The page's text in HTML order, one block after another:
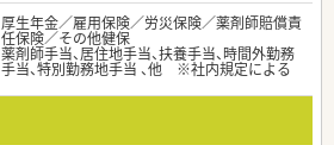
厚生年金／雇用保険／労災保険／薬剤師賠償責
任保険／その他健保
薬剤師手当、居住地手当、扶養手当、時間外勤務
手当、特別勤務地手当 、他 ※社内規定による